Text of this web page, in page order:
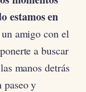
estamos en
amigo con el
a buscar
manos detrás
paseo y